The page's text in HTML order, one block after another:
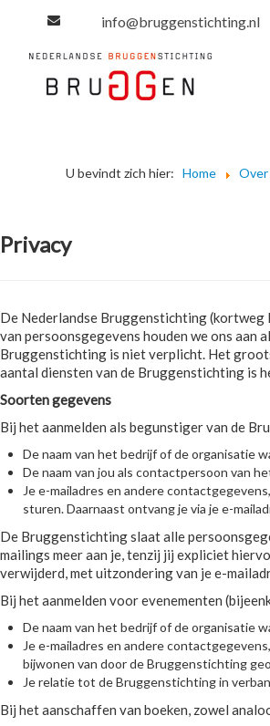
info@bruggenstichting.nl
U bevindt zich hier: Home Over
Privacy
De Nederlandse Bruggenstichting
van persoonsgegevens houden we ons aan
Bruggenstichting is niet verplicht. Het
aantal diensten van de Bruggenstichting is
Soorten gegevens
Bij het aanmelden als begunstiger van de
De naam van het bedrijf of de organisatie
De naam van jou als contactpersoon van
Je e-mailadres en andere
sturen. Daarnaast ontvang je via je e-
De Bruggenstichting slaat alle
mailings meer aan je, tenzij jij expliciet
verwijderd, met uitzondering van je e-
Bij het aanmelden voor evenementen
De naam van het bedrijf of de organisatie
Je e-mailadres en andere
bijwonen van door de Bruggenstichting
Je relatie tot de Bruggenstichting in
Bij het aanschaffen van boeken, zowel